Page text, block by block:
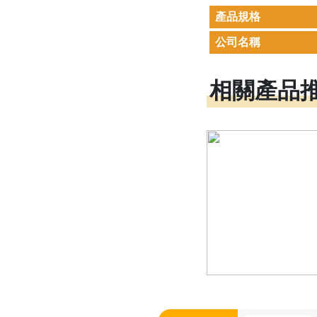
產品規格
公司名稱
相關產品